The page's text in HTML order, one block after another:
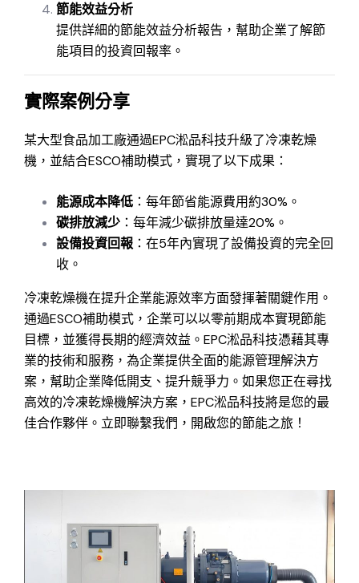
節能效益分析
提供詳細的節能效益分析報告，幫助企業了解節
能項目的投資回報率。
實際案例分享
某大型食品加工廠通過EPC淞品科技升級了冷凍乾燥
機，並結合ESCO補助模式，實現了以下成果：
能源成本降低 ：每年節省能源費用約30%。
碳排放減少 ：每年減少碳排放量達20%。
設備投資回報 ：在5年內實現了設備投資的完全回
收。
冷凍乾燥機在提升企業能源效率方面發揮著關鍵作用。
通過ESCO補助模式，企業可以以零前期成本實現節能
目標，並獲得長期的經濟效益。EPC淞品科技憑藉其專
業的技術和服務，為企業提供全面的能源管理解決方
案，幫助企業降低開支、提升競爭力。如果您正在尋找
高效的冷凍乾燥機解決方案，EPC淞品科技將是您的最
佳合作夥伴。立即聯繫我們，開啟您的節能之旅！